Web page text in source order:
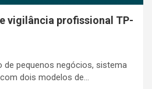
vigilância profissional TP-
de pequenos negócios, sistema
dois modelos de…